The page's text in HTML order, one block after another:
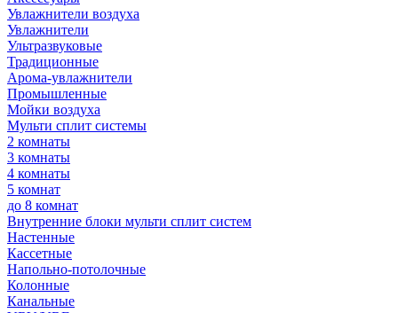
Увлажнители воздуха
Увлажнители
Ультразвуковые
Традиционные
Арома-увлажнители
Промышленные
Мойки воздуха
Мульти сплит системы
2 комнаты
3 комнаты
4 комнаты
5 комнат
до 8 комнат
Внутренние блоки мульти сплит систем
Настенные
Кассетные
Напольно-потолочные
Колонные
Канальные